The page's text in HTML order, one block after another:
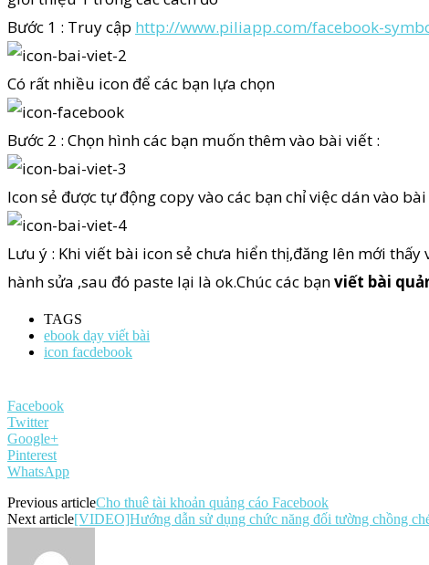
Bước 1 : Truy cập http://www.piliapp.com/facebook-
Có rất nhiều icon để các bạn lựa chọn
Bước 2 : Chọn hình các bạn muốn thêm vào bài viết :
Icon sẻ được tự động copy vào các bạn chỉ việc dán vào
Lưu ý : Khi viết bài icon sẻ chưa hiển thị,đăng lên mới
hành sửa ,sau đó paste lại là ok.Chúc các bạnviết bài
TAGS
ebook dạy viết bài
icon facdebook
Facebook
Twitter
Google+
Pinterest
WhatsApp
Previous articleCho thuê tài khoản quảng cáo Facebook
Next article[VIDEO]Hướng dẫn sử dụng chức năng đối tường chồng